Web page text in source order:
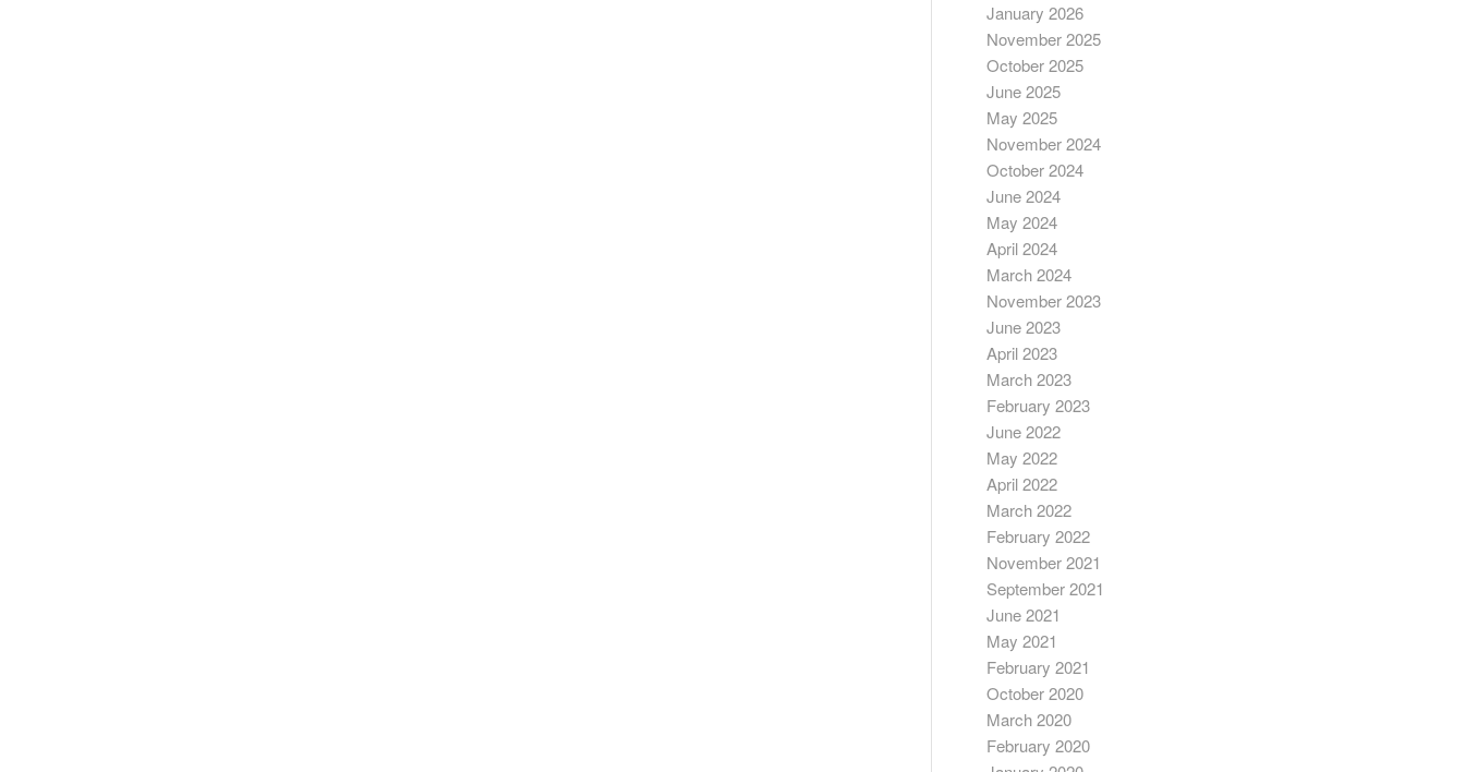
January 2026
November 2025
October 2025
June 2025
May 2025
November 2024
October 2024
June 2024
May 2024
April 2024
March 2024
November 2023
June 2023
April 2023
March 2023
February 2023
June 2022
May 2022
April 2022
March 2022
February 2022
November 2021
September 2021
June 2021
May 2021
February 2021
October 2020
March 2020
February 2020